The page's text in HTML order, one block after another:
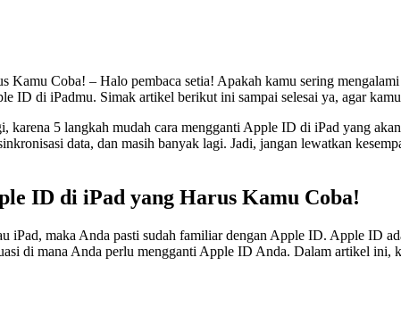
Coba! – Halo pembaca setia! Apakah kamu sering
ID di iPadmu. Simak artikel berikut ini sampai selesai ya, agar
5 langkah mudah cara mengganti Apple ID di iPad yang
data, dan masih banyak lagi. Jadi, jangan lewatkan
ID di iPad yang Harus Kamu Coba!
iPad, maka Anda pasti sudah familiar dengan Apple ID. Apple ID
di mana Anda perlu mengganti Apple ID Anda. Dalam artikel